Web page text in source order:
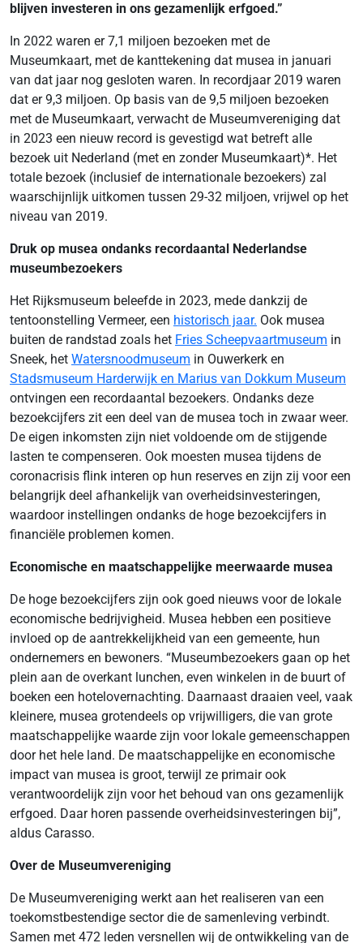
blijven investeren in ons gezamenlijk erfgoed.”
In 2022 waren er 7,1 miljoen bezoeken met de
Museumkaart, met de kanttekening dat musea in januari
van dat jaar nog gesloten waren. In recordjaar 2019 waren
dat er 9,3 miljoen. Op basis van de 9,5 miljoen bezoeken
met de Museumkaart, verwacht de Museumvereniging dat
in 2023 een nieuw record is gevestigd wat betreft alle
bezoek uit Nederland (met en zonder Museumkaart)*. Het
totale bezoek (inclusief de internationale bezoekers) zal
waarschijnlijk uitkomen tussen 29-32 miljoen, vrijwel op het
niveau van 2019.
Druk op musea ondanks recordaantal Nederlandse
museumbezoekers
Het Rijksmuseum beleefde in 2023, mede dankzij de
tentoonstelling Vermeer, een historisch jaar. Ook musea
buiten de randstad zoals het Fries Scheepvaartmuseum in
Sneek, het Watersnoodmuseum in Ouwerkerk en
Stadsmuseum Harderwijk en Marius van Dokkum Museum
ontvingen een recordaantal bezoekers. Ondanks deze
bezoekcijfers zit een deel van de musea toch in zwaar weer.
De eigen inkomsten zijn niet voldoende om de stijgende
lasten te compenseren. Ook moesten musea tijdens de
coronacrisis flink interen op hun reserves en zijn zij voor een
belangrijk deel afhankelijk van overheidsinvesteringen,
waardoor instellingen ondanks de hoge bezoekcijfers in
financiële problemen komen.
Economische en maatschappelijke meerwaarde musea
De hoge bezoekcijfers zijn ook goed nieuws voor de lokale
economische bedrijvigheid. Musea hebben een positieve
invloed op de aantrekkelijkheid van een gemeente, hun
ondernemers en bewoners. “Museumbezoekers gaan op het
plein aan de overkant lunchen, even winkelen in de buurt of
boeken een hotelovernachting. Daarnaast draaien veel, vaak
kleinere, musea grotendeels op vrijwilligers, die van grote
maatschappelijke waarde zijn voor lokale gemeenschappen
door het hele land. De maatschappelijke en economische
impact van musea is groot, terwijl ze primair ook
verantwoordelijk zijn voor het behoud van ons gezamenlijk
erfgoed. Daar horen passende overheidsinvesteringen bij”,
aldus Carasso.
Over de Museumvereniging
De Museumvereniging werkt aan het realiseren van een
toekomstbestendige sector die de samenleving verbindt.
Samen met 472 leden versnellen wij de ontwikkeling van de